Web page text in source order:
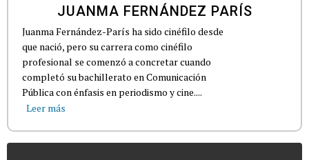
JUANMA FERNÁNDEZ PARÍS
Juanma Fernández-París ha sido cinéfilo desde
que nació, pero su carrera como cinéfilo
profesional se comenzó a concretar cuando
completó su bachillerato en Comunicación
Pública con énfasis en periodismo y cine....
Leer más